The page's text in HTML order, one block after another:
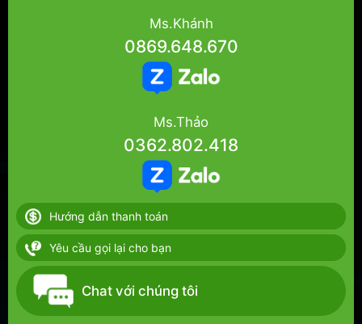
Ms.Khánh
0869.648.670
Ms.Thảo
0362.802.418
Hướng dẫn thanh toán
Yêu cầu gọi lại cho bạn
Chat với chúng tôi